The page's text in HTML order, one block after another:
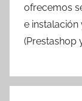
ofrecemos
e
(Prestashop